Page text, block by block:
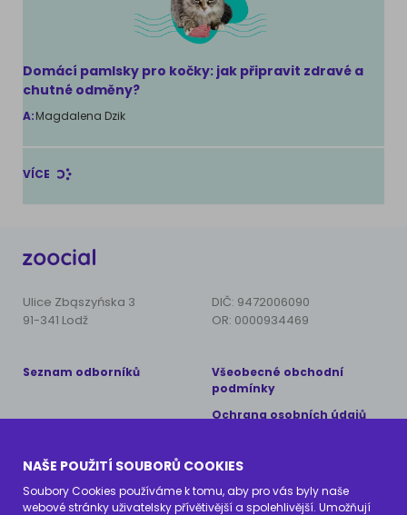
Domácí pamlsky pro kočky: jak připravit zdravé a
chutné odměny?
A:Magdalena Dzik
VÍCE
Ulice Zbąszyńska 3
91-341 Lodž
DIČ: 9472006090
OR: 0000934469
Seznam odborníků
Všeobecné obchodní
podmínky
Ochrana osobních údajů
Copyright © 2024 AnimalCare
Všechna práva vyhrazena
NAŠE POUŽITÍ SOUBORŮ COOKIES
Soubory Cookies používáme k tomu, aby pro vás byly naše
webové stránky uživatelsky přívětivější a spolehlivější. Umožňují